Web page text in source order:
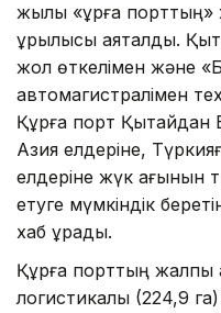
жылы «құрғақ
құрылысы аяқталды.
жол өткелімен және
автомагистралімен
Құрғақ порт Қытайдан
Азия елдеріне,
елдеріне жүк ағынын
етуге мүмкіндік
хаб құрады.
Құрғақ порттың жалпы
логистикалық (224,9